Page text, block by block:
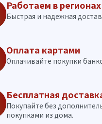
Работаем в регионах
Быстрая и надежная
Оплата картами
Оплачивайте покупки
Бесплатная
Покупайте без
покупками из дома.